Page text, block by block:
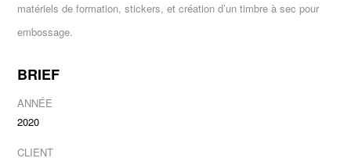
matériels de formation, stickers, et création d’un timbre à sec pour
embossage.
BRIEF
ANNÉE
2020
CLIENT